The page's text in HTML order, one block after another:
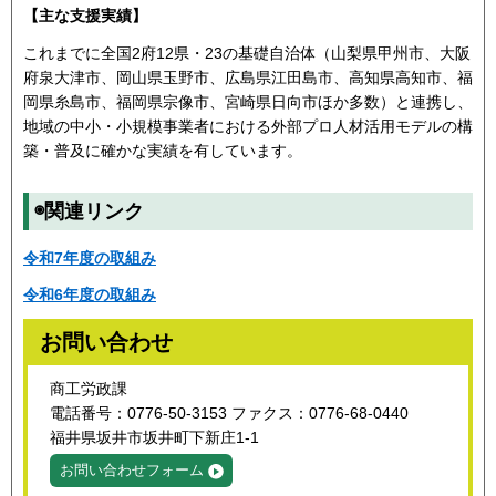
【主な支援実績】
これまでに全国2府12県・23の基礎自治体（山梨県甲州市、大阪
府泉大津市、岡山県玉野市、広島県江田島市、高知県高知市、福
岡県糸島市、福岡県宗像市、宮崎県日向市ほか多数）と連携し、
地域の中小・小規模事業者における外部プロ人材活用モデルの構
築・普及に確かな実績を有しています。
◉関連リンク
令和7年度の取組み
令和6年度の取組み
お問い合わせ
商工労政課
電話番号：0776-50-3153 ファクス：0776-68-0440
福井県坂井市坂井町下新庄1-1
お問い合わせフォーム